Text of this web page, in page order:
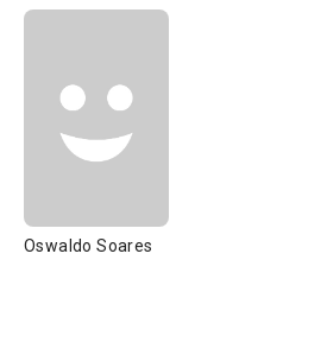
Oswaldo Soares